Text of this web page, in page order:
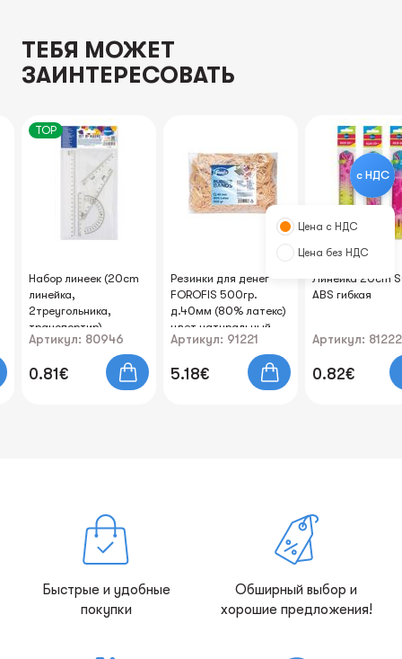
ТЕБЯ МОЖЕТ
ЗАИНТЕРЕСОВАТЬ
TOP
Набор линеек (20cm
линейка,
2треугольника,
транспортир)
Артикул: 80946
0.81€
Резинки для денег
FOROFIS 500гр.
д.40мм (80% латекс)
цвет натуральный
Артикул: 91221
5.18€
Линейка 20cm
ABS гибкая
Артикул: 81222
0.82€
с НДС
Цена с НДС
Цена без НДС
Быстрые и удобные
покупки
Обширный выбор и
хорошие предложения!